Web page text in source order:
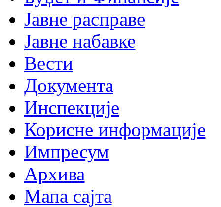
Јавне расправе
Јавне набавке
Вести
Документа
Инспекције
Корисне информације
Импресум
Архива
Мапа сајта